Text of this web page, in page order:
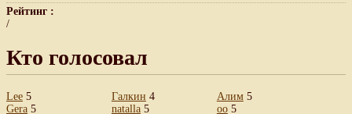
Рейтинг :
/
Кто голосовал
Lee 5
Gera 5
Галкин 4
natalla5
Алим5
оо5